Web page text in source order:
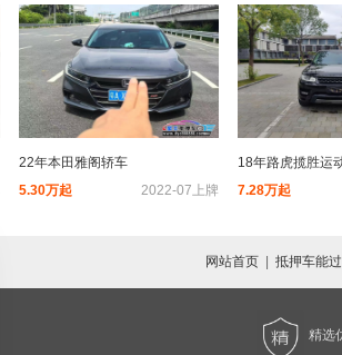
22年本田雅阁轿车
2022-07上牌
5.30万起
18年路虎揽胜运
7.28万起
网站首页 抵押车能
精选